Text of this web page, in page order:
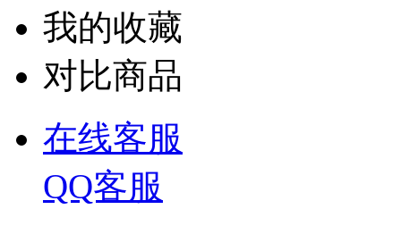
我的收藏
对比商品
在线客服
QQ客服